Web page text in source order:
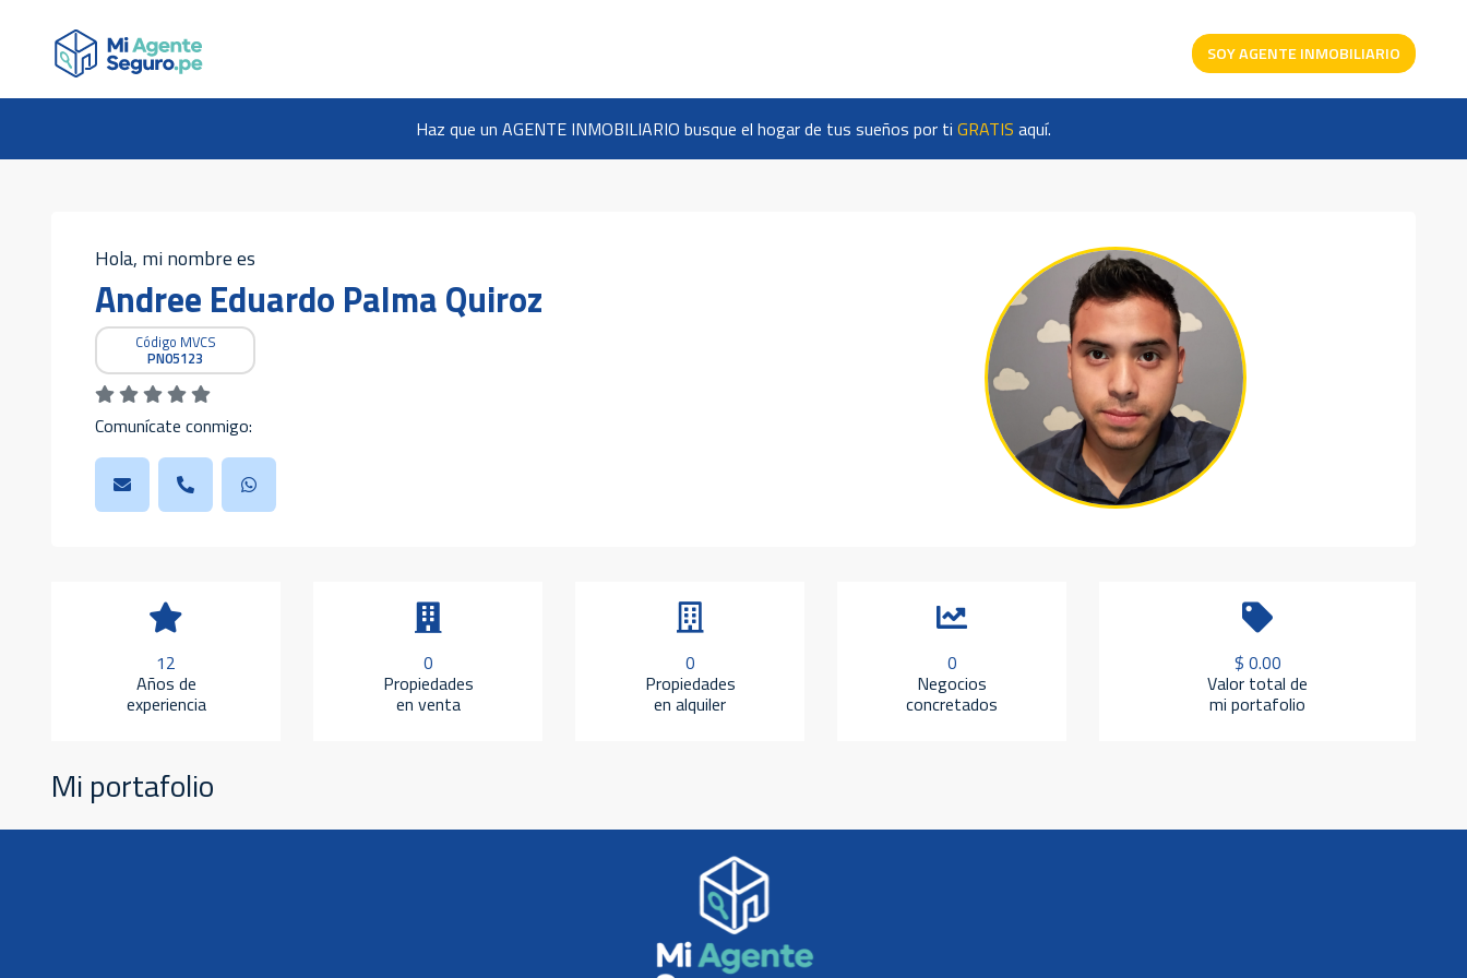
SOY AGENTE INMOBILIARIO
Haz que un AGENTE INMOBILIARIO busque el hogar de tus sueños por ti GRATIS aquí.
Hola, mi nombre es
Andree Eduardo Palma Quiroz
Código MVCS
PN05123
Comunícate conmigo:
12
Años de
experiencia
0
Propiedades
en venta
0
Propiedades
en alquiler
0
Negocios
concretados
$ 0.00
Valor total de
mi portafolio
Mi portafolio